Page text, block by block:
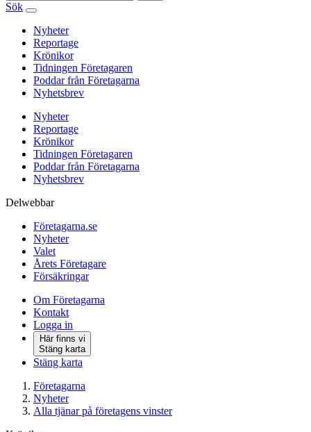
Sök
Nyheter
Reportage
Krönikor
Tidningen Företagaren
Poddar från Företagarna
Nyhetsbrev
Nyheter
Reportage
Krönikor
Tidningen Företagaren
Poddar från Företagarna
Nyhetsbrev
Delwebbar
Företagarna.se
Nyheter
Valet
Årets Företagare
Försäkringar
Om Företagarna
Kontakt
Logga in
Här finns vi
Stäng karta
Stäng karta
Företagarna
Nyheter
Alla tjänar på företagens vinster